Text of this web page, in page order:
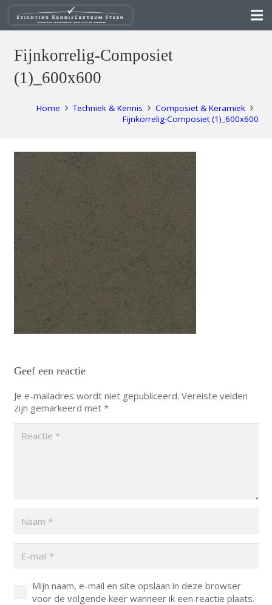
Fijnkorrelig-Composiet
(1)_600x600
Home Techniek & Kennis
Composiet & Keramiek
Fijnkorrelig-Composiet (1)_600x600
Geef een reactie
Je e-mailadres wordt niet gepubliceerd. Vereiste velden
zijn gemarkeerd met *
Mijn naam, e-mail en site opslaan in deze browser
voor de volgende keer wanneer ik een reactie plaats.